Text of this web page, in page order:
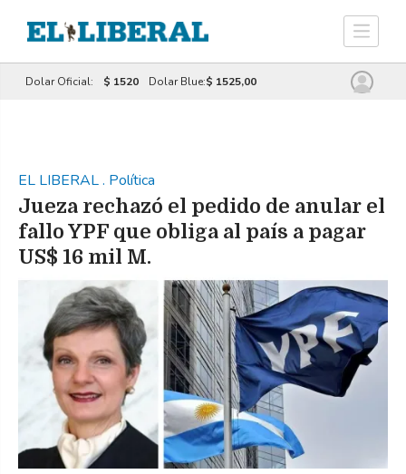
Dolar Oficial: $ 1520 Dolar Blue:$ 1525,00
EL LIBERAL. Política
Jueza rechazó el pedido de anular el
fallo YPF que obliga al país a pagar
US$ 16 mil M.